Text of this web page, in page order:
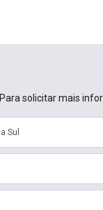
Para solicitar mais